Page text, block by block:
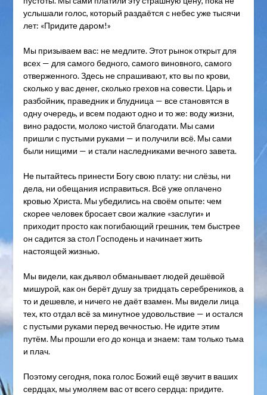
услышали голос, который раздаётся с небес уже тысячи
лет: «Придите даром!»
Мы призываем вас: не медлите. Этот рынок открыт для
всех — для самого бедного, самого виновного, самого
отверженного. Здесь не спрашивают, кто вы по крови,
сколько у вас денег, сколько грехов на совести. Царь и
разбойник, праведник и блудница — все становятся в
одну очередь, и всем подают одно и то же: воду жизни,
вино радости, молоко чистой благодати. Мы сами
пришли с пустыми руками — и получили всё. Мы сами
были нищими — и стали наследниками вечного завета.
Не пытайтесь принести Богу свою плату: ни слёзы, ни
дела, ни обещания исправиться. Всё уже оплачено
кровью Христа. Мы убедились на своём опыте: чем
скорее человек бросает свои жалкие «заслуги» и
приходит просто как погибающий грешник, тем быстрее
он садится за стол Господень и начинает жить
настоящей жизнью.
Мы видели, как дьявол обманывает людей дешёвой
мишурой, как он берёт душу за тридцать серебреников, а
то и дешевле, и ничего не даёт взамен. Мы видели лица
тех, кто отдал всё за минутное удовольствие — и остался
с пустыми руками перед вечностью. Не идите этим
путём. Мы прошли его до конца и знаем: там только тьма
и плач.
Поэтому сегодня, пока голос Божий ещё звучит в ваших
сердцах, мы умоляем вас от всего сердца: придите.